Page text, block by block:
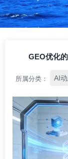
GEO优化
所属分类： AI